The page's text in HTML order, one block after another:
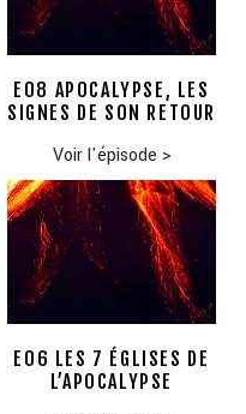
E08 APOCALYPSE, LES
SIGNES DE SON RETOUR
Voir l'épisode >
E06 LES 7 ÉGLISES DE
L’APOCALYPSE